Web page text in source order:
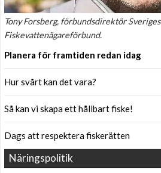
Tony Forsberg, förbundsdirektör Sveriges
Fiskevattenägareförbund.
Planera för framtiden redan idag
Hur svårt kan det vara?
Så kan vi skapa ett hållbart fiske!
Dags att respektera fiskerätten
Näringspolitik